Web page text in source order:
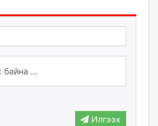
Илгээх